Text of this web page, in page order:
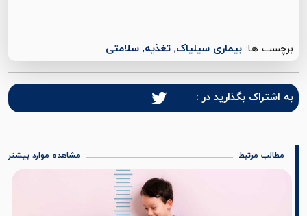
برچسب ها:بیماری سیلیاک,تغذیه,سلامتی
به اشتراک بگذارید در :
مطالب مرتبط مشاهده موارد بیشتر